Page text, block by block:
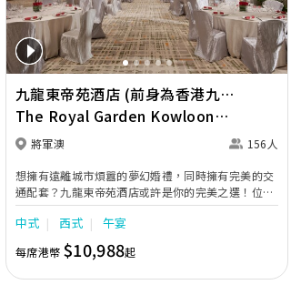
九龍東帝苑酒店 (前身為香港九龍
東皇冠假日酒店)
The Royal Garden Kowloon
East (was Crowne Plaza Hong
將軍澳 156人
想擁有遠離城市煩囂的夢幻婚禮，同時擁有完美的交
通配套？九龍東帝苑酒店或許是你的完美之選！位於
港鐵將軍澳站，擁有獨特的圓形露天證婚花園「姻
園」。致力為追求完美的新人全方位，締造一場夢寐
以求、畢生難忘的婚禮，為摰愛親朋帶來全新的甜蜜
驚喜。 愛在「姻園」 「姻園」自成一角，宛如都市
中的綠洲，清新氣息瀰漫。讓新人以青山綠草作見
中式 西式 午宴
每席港幣 $10,988起